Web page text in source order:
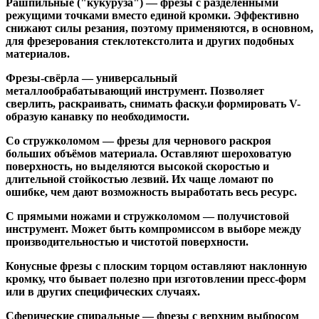
режущими точками вместо единой кромки. Эффективно
снижают силы резания, поэтому применяются, в основном,
для фрезерования стеклотекстолита и других подобных
материалов.
Фрезы-свёрла — универсальный
металлообрабатывающий инструмент. Позволяет
сверлить, раскраивать, снимать фаску.и формировать V-
образую канавку по необходимости.
Со стружколомом— фрезы для чернового раскроя
больших объёмов материала. Оставляют шероховатую
поверхность, но выделяются высокой скоростью и
длительной стойкостью лезвий. Их чаще ломают по
ошибке, чем дают возможность выработать весь ресурс.
С прямыми ножами и стружколомом— получистовой
инструмент. Может быть компромиссом в выборе между
производительностью и чистотой поверхности.
Конусные фрезы с плоским торцом оставляют наклонную
кромку, что бывает полезно при изготовлении пресс-форм
или в других специфических случаях.
Сферические спиральные— фрезы с верхним выбросом